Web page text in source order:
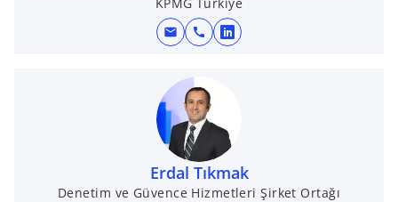
n
e
mail call
o
s
i
n
a
Erdal Tıkmak
Denetim ve Güvence Hizmetleri Şirket Ortağı